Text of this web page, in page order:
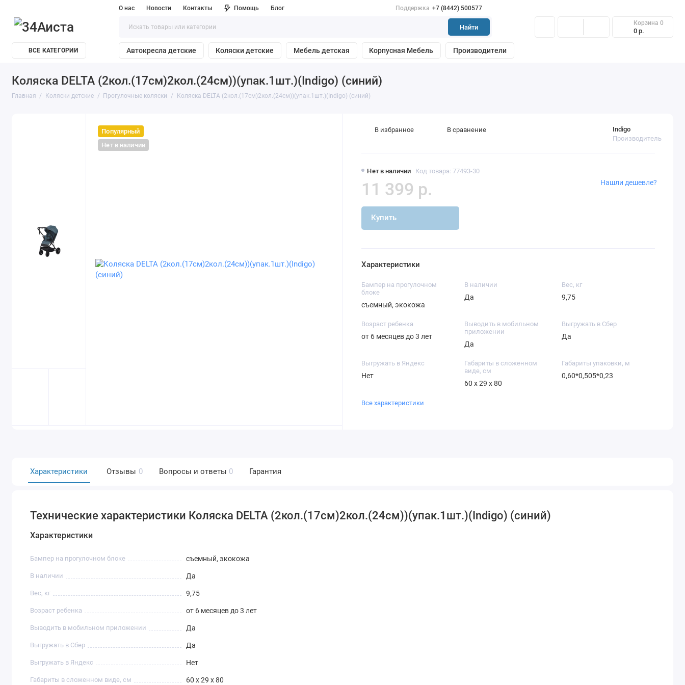
О нас Новости Контакты Помощь Блог Поддержка +7 (8442) 500577
Найти
Корзина 0
0 р.
ВСЕ КАТЕГОРИИ Автокресла детские Коляски детские Мебель детская Корпусная Мебель Производители
Коляска DELTA (2кол.(17см)2кол.(24см))(упак.1шт.)(Indigo) (синий)
Главная Коляски детские Прогулочные коляски Коляска DELTA (2кол.(17см)2кол.(24см))(упак.1шт.)(Indigo) (синий)
Популярный
Нет в наличии
Нет в наличии Код товара: 77493-30
Indigo
Производитель
11 399 р.
Купить
Нашли дешевле?
В избранное В сравнение
Характеристики
Бампер на прогулочном
блоке
съемный, экокожа
В наличии
Да
Вес, кг
9,75
Возраст ребенка
от 6 месяцев до 3 лет
Выводить в мобильном
приложении
Да
Выгружать в Сбер
Да
Выгружать в Яндекс
Нет
Габариты в сложенном
виде, см
60 х 29 х 80
Габариты упаковки, м
0,60*0,505*0,23
Все характеристики
Характеристики Отзывы 0 Вопросы и ответы 0 Гарантия
Технические характеристики Коляска DELTA (2кол.(17см)2кол.(24см))(упак.1шт.)(Indigo) (синий)
Характеристики
Бампер на прогулочном блоке съемный, экокожа
В наличии Да
Вес, кг 9,75
Возраст ребенка от 6 месяцев до 3 лет
Выводить в мобильном приложении Да
Выгружать в Сбер Да
Выгружать в Яндекс Нет
Габариты в сложенном виде, см 60 х 29 х 80